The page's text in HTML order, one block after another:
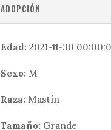
ADOPCIÓN
Edad: 2021-11-30
Sexo: M
Raza: Mastín
Tamaño: Grande